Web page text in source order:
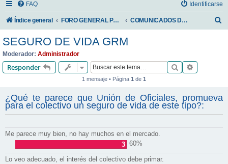
FAQ Identificarse
Índice general FORO GENERAL PARA TODOS LOS USUARIOS COMUNICADOS DE LA UNIÓN DE OFICIALES
SEGURO DE VIDA GRM
Moderador: Administrador
Responder Buscar
1 mensaje • Página 1 de 1
¿Qué te parece que Unión de Oficiales, promueva
para el colectivo un seguro de vida de este tipo?:
Me parece muy bien, no hay muchos en el mercado.
3 60%
Lo veo adecuado, el interés del colectivo debe primar.